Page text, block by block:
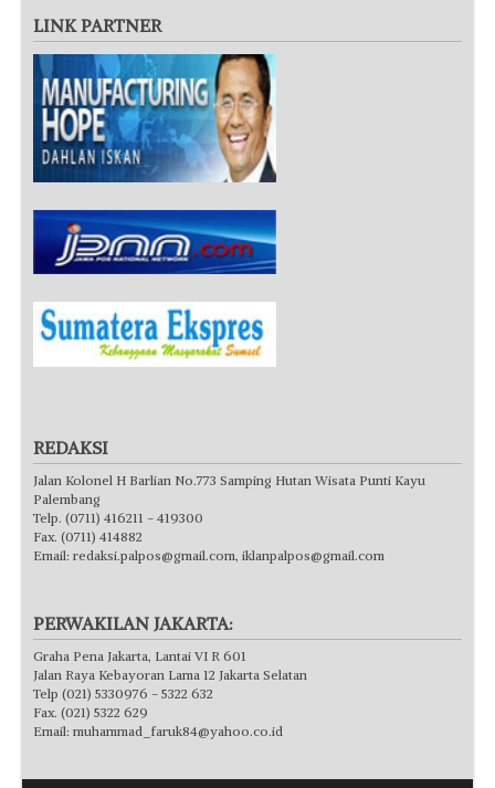
LINK PARTNER
REDAKSI
Jalan Kolonel H Barlian No.773 Samping Hutan Wisata Punti Kayu
Palembang
Telp. (0711) 416211 - 419300
Fax. (0711) 414882
Email: redaksi.palpos@gmail.com, iklanpalpos@gmail.com
PERWAKILAN JAKARTA:
Graha Pena Jakarta, Lantai VI R 601
Jalan Raya Kebayoran Lama 12 Jakarta Selatan
Telp (021) 5330976 - 5322 632
Fax. (021) 5322 629
Email: muhammad_faruk84@yahoo.co.id